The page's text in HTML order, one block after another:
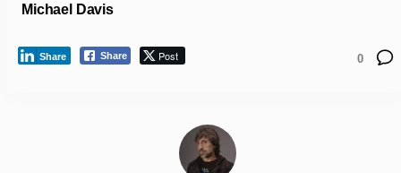
Michael Davis
Share Post
Share 0